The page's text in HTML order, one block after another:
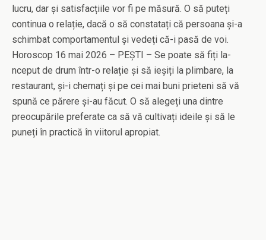
lucru, dar și satisfacțiile vor fi pe măsură. O să puteți
continua o relație, dacă o să constatați că persoana și-a
schimbat comportamentul și vedeți că-i pasă de voi.
Horoscop 16 mai 2026 – PEȘTI – Se poate să fiți la-
nceput de drum într-o relație și să ieșiți la plimbare, la
restaurant, și-i chemați și pe cei mai buni prieteni să vă
spună ce părere și-au făcut. O să alegeți una dintre
preocupările preferate ca să vă cultivați ideile și să le
puneți în practică în viitorul apropiat.